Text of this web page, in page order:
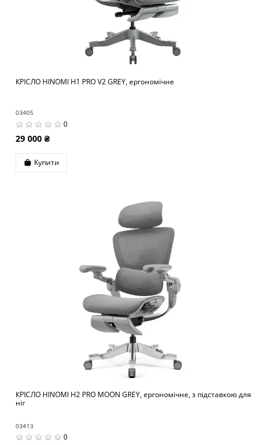
КРІСЛО HINOMI H1 PRO V2 GREY, ергономічне
03405
0
29 000 ₴
Купити
КРІСЛО HINOMI H2 PRO MOON GREY, ергономічне, з підставкою для
ніг
03413
0